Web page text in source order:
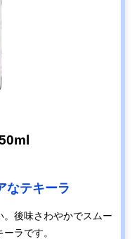
なテキーラ
後味さわやかでスムー
ラです。